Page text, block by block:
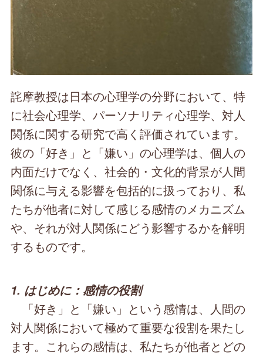
詫摩教授は日本の心理学の分野において、特
に社会心理学、パーソナリティ心理学、対人
関係に関する研究で高く評価されています。
彼の「好き」と「嫌い」の心理学は、個人の
内面だけでなく、社会的・文化的背景が人間
関係に与える影響を包括的に扱っており、私
たちが他者に対して感じる感情のメカニズム
や、それが対人関係にどう影響するかを解明
するものです。
1. はじめに：感情の役割
「好き」と「嫌い」という感情は、人間の
対人関係において極めて重要な役割を果たし
ます。これらの感情は、私たちが他者とどの